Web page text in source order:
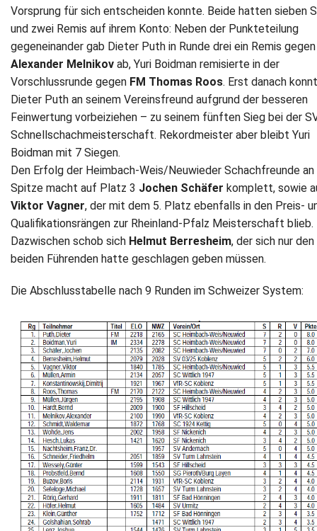
Vorsprung für sich entscheiden konnte. Beide hatten sieben
und zwei Remis auf ihrem Konto: Neben der Punkteteilung
gegeneinander gab Dieter Puth in Runde drei ein Remis gegen
Alexander Melnikov ab, Yuri Boidman remisierte in der
Vorschlussrunde gegen FM Thomas Roos. Erst danach
Dieter Puth an seinem Vereinsfreund aufgrund der besseren
Feinwertung vorbeiziehen – zu seinem fünften Sieg bei der
Schnellschachmeisterschaft. Rekordmeister aber bleibt Yuri
Boidman mit 7 Siegen.
Den Erfolg der Heimbach-Weis/Neuwieder Schachfreunde an
Spitze macht auf Platz 3 Jochen Schäfer komplett, sowie
Viktor Vagner, der mit dem 5. Platz ebenfalls in den Preis-
Qualifikationsrängen zur Rheinland-Pfalz Meisterschaft blieb.
Dazwischen schob sich Helmut Berresheim, der sich nur den
beiden Führenden hatte geschlagen geben müssen.
Die Abschlusstabelle nach 9 Runden im Schweizer System: